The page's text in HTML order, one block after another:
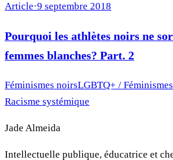
Article·9 septembre 2018
Pourquoi les athlètes noirs ne
femmes blanches? Part. 2
Féminismes noirsLGBTQ+ /
Racisme systémique
Jade Almeida
Intellectuelle publique, éducatrice et